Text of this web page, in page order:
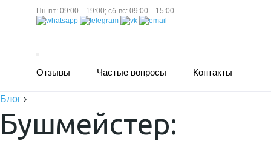
Пн-пт: 09:00—19:00; сб-вс: 09:00—15:00
Отзывы Частые вопросы Контакты
Блог ›
Бушмейстер: